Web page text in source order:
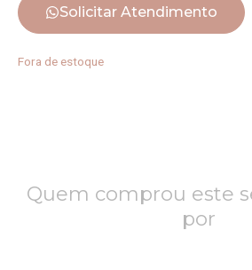
Solicitar Atendimento
Fora de estoque
Quem comprou este
por